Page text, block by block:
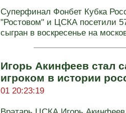
Суперфинал Фонбет Кубка
"Ростовом" и ЦСКА посетили
сыгран в воскресенье на
Игорь Акинфеев стал
игроком в истории
01 20:23:19